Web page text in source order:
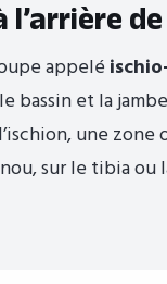
appelé
bassin et la
une zone
sur le tibia ou